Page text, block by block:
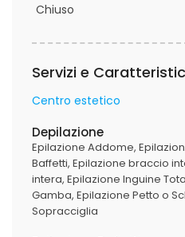
Chiuso
Servizi e
Centro estetico
Depilazione
Epilazione Addome
Baffetti Epilazione braccio
intera Epilazione Inguine
Gamba Epilazione Petto o
Sopracciglia